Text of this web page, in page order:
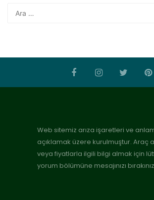
Web sitemiz arıza işaretleri ve
açıklamak üzere kurulmuştur. Araç
veya fiyatlarla ilgili bilgi almak için
yorum bölümüne mesajınızı